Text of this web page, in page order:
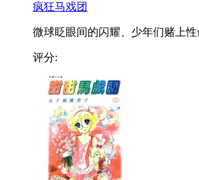
疯狂马戏团
微球眨眼间的闪耀、少年们赌上性
评分: